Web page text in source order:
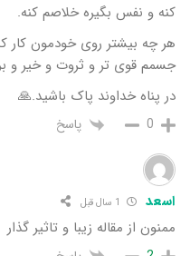
کنه و نفس بگیره خلاصم کنه.
هر چه بیشتر روی خودمون کار
جسمم قوی تر و ثروت و خیر و
در پناه خداوند پاک باشید.🙏
0 پاسخ
اسعد
ممنون از مقاله زیبا و تاثیر گذار